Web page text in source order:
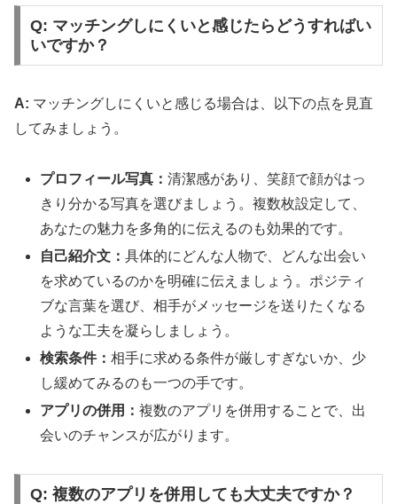
Q: マッチングしにくいと感じたらどうすればい
いですか？
A: マッチングしにくいと感じる場合は、以下の点を見直
してみましょう。
プロフィール写真：清潔感があり、笑顔で顔がはっ
きり分かる写真を選びましょう。複数枚設定して、
あなたの魅力を多角的に伝えるのも効果的です。
自己紹介文：具体的にどんな人物で、どんな出会い
を求めているのかを明確に伝えましょう。ポジティ
ブな言葉を選び、相手がメッセージを送りたくなる
ような工夫を凝らしましょう。
検索条件：相手に求める条件が厳しすぎないか、少
し緩めてみるのも一つの手です。
アプリの併用：複数のアプリを併用することで、出
会いのチャンスが広がります。
Q: 複数のアプリを併用しても大丈夫ですか？